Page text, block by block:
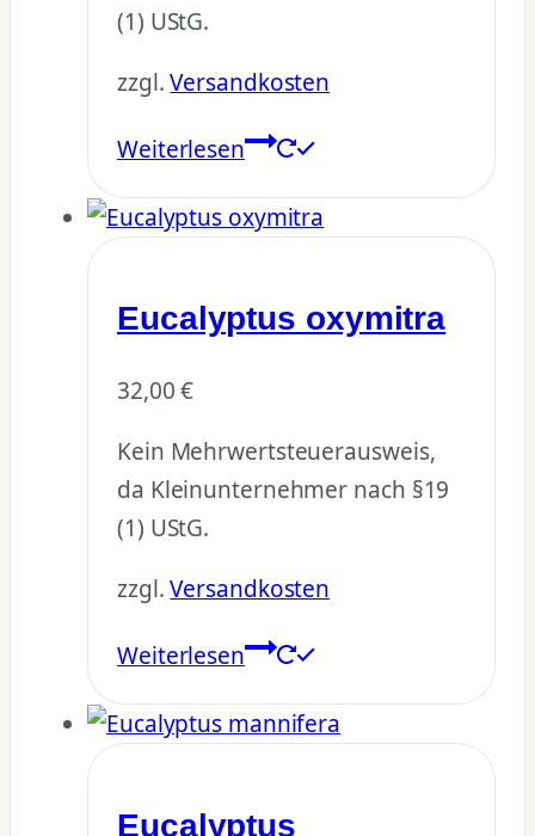
(1) UStG.
zzgl.Versandkosten
Weiterlesen
Eucalyptus oxymitra
32,00€
Kein Mehrwertsteuerausweis,
da Kleinunternehmer nach §19
(1) UStG.
zzgl.Versandkosten
Weiterlesen
Eucalyptus